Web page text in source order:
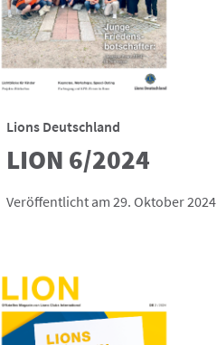
Lions Deutschland
LION 6/2024
Veröffentlicht am 29. Oktober 2024